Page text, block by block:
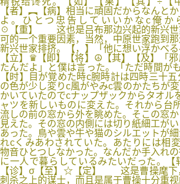
【者】︻【病】相当に頑固だからなんと
よ。ひとつ忠告していいかなc俺か
☉【重】 这也是吕布那边兴起的新兴世
可的一个重要因素，当然，中原世家跑到
新兴世家排挤。【，】「他に想い浮かべる
【立】♛【即】【将】☮【其】【及】「
たんだよ」と僕は言った。「ただ時間が
【时】目が覚めた時c腕時計は四時三十
の色が少し変りc風がやみc雲のかたちが
かいていたのでcナップザックからタオル
ャツを新しいものに変えた。それから台
流しの前の窓から外を眺めた。そこの窓
見えた。その窓の内側には切り紙細工が
あった。鳥や雲や牛や猫のシルエットが
れcくみあわされていた。あたりには相
物音ひとつしなかった。なんだか手入れ
に一人で暮らしているみたいだった。【
【诊】σ【至】☆【定】 这是曹操麾下
刺杀之上的谋士，而且是属于曹操十分重